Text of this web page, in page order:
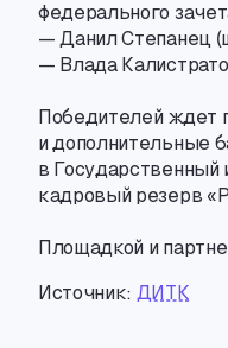
федерального
— Данил Степанец (
— Влада
Победителей ждет
и дополнительные
в Государственный
кадровый резерв
Площадкой и
Источник: ДИТК